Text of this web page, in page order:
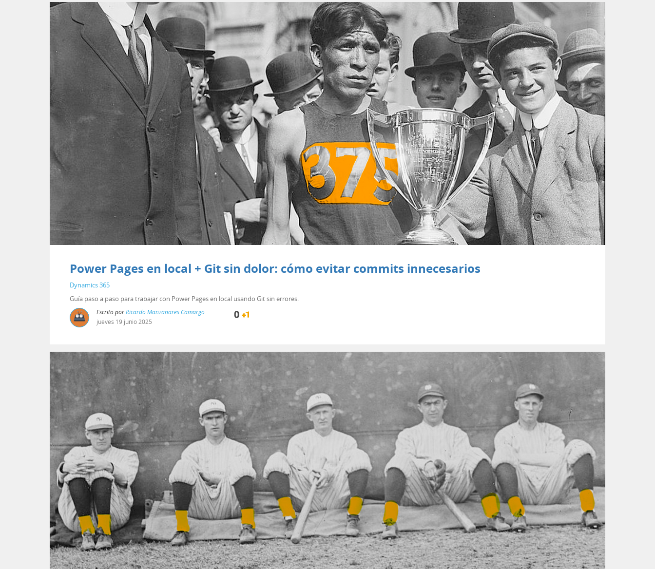
Power Pages en local + Git sin dolor: cómo evitar commits innecesarios
Dynamics 365
Guía paso a paso para trabajar con Power Pages en local usando Git sin errores.
Escrito porRicardo Manzanares Camargo
jueves 19 junio2025
0